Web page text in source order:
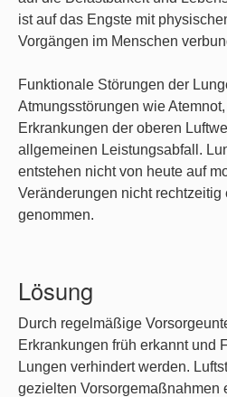
ist auf das Engste mit
Vorgängen im Menschen
Funktionale Störungen der
Atmungsstörungen wie
Erkrankungen der oberen
allgemeinen Leistungsabfall.
entstehen nicht von heute auf
Veränderungen nicht rechtzeitig
genommen.
Lösung
Durch regelmäßige
Erkrankungen früh erkannt und
Lungen verhindert werden.
gezielten Vorsorgemaßnahmen